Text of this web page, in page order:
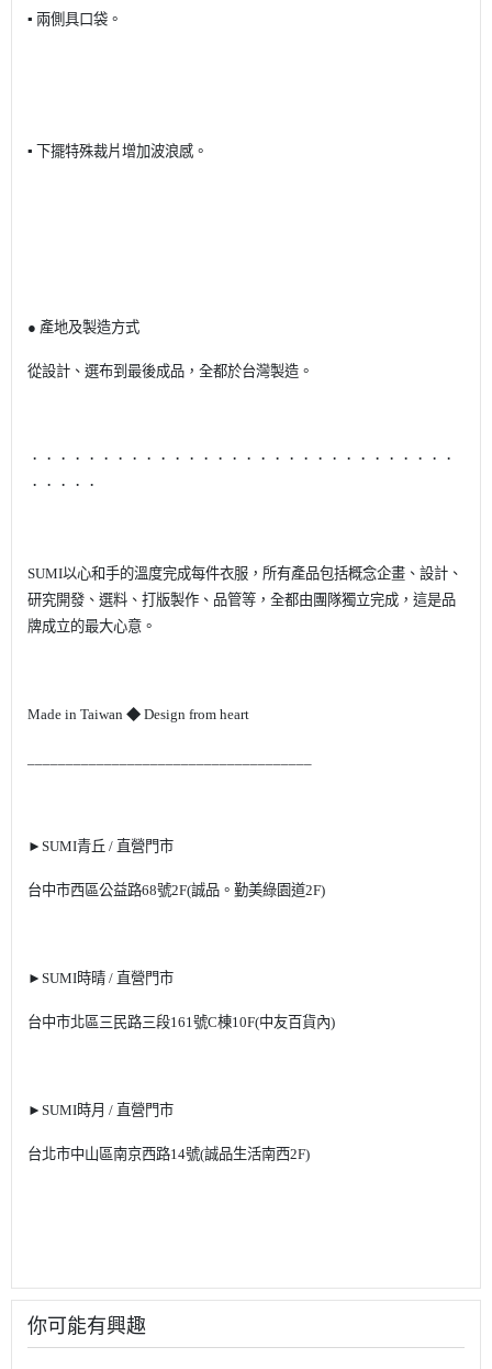
▪️ 兩側具口袋。
▪️ 下擺特殊裁片增加波浪感。
● 產地及製造方式
從設計、選布到最後成品，全都於台灣製造。
．．．．．．．．．．．．．．．．．．．．．．．．．．．．．．
．．．．．
SUMI以心和手的溫度完成每件衣服，所有產品包括概念企畫、設計、
研究開發、選料、打版製作、品管等，全都由團隊獨立完成，這是品
牌成立的最大心意。
Made in Taiwan ◆ Design from heart
► SUMI青丘 / 直營門市
台中市西區公益路68號2F(誠品。勤美綠園道2F)
► SUMI時晴 / 直營門市
台中市北區三民路三段161號C棟10F(中友百貨內)
► SUMI時月 / 直營門市
台北市中山區南京西路14號(誠品生活南西2F)
你可能有興趣